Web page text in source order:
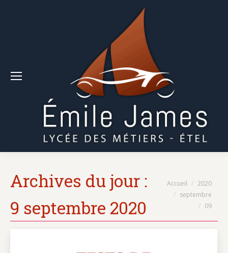
Archives du jour :
9 septembre 2020
Vous êtes ici :
Accueil
2020
septembre
09